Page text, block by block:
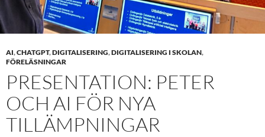
AI,CHATGPT,DIGITALISERING,DIGITALISERING I SKOLAN,
FÖRELÄSNINGAR
PRESENTATION: PETER
OCH AI FÖR NYA
TILLÄMPNINGAR